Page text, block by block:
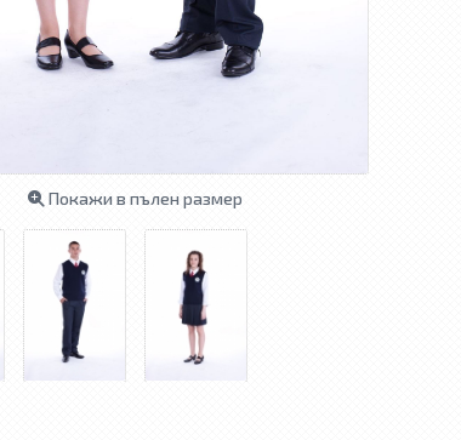
Покажи в пълен размер